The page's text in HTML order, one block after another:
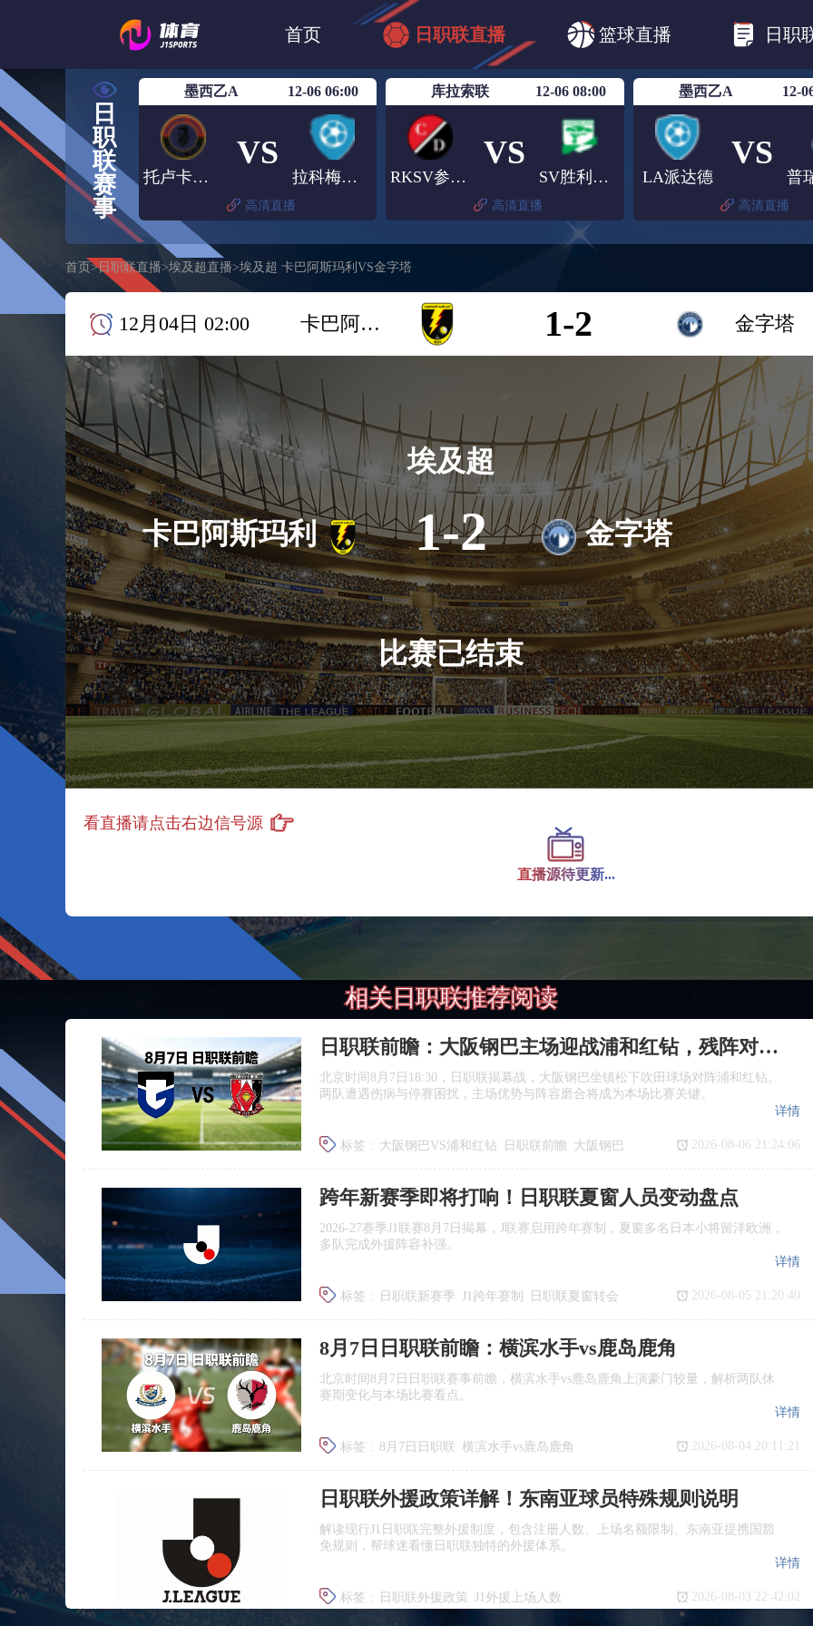
首页 日职联直播 篮球直播 日职
日篮B1 日职联 日职联FC东京
日职联广岛三箭
日
职
联
赛
事
墨西乙A 12-06 06:00
托卢卡龙 B
VS
拉科梅特佩克
高清直播
库拉索联 12-06 08:00
RKSV参东圭
VS
SV胜利男孩
高清直播
墨西乙A 12-
LA派达德
VS
高清直播
首页 >日职联直播>埃及超直播>埃及超 卡巴阿斯玛利VS金字塔
12月04日 02:00 卡巴阿斯玛利 1-2 金字塔
卡巴阿斯玛利
埃及超
1-2
比赛已结束
金字塔
看直播请点击右边信号源
直播源待更新...
相关日职联推荐阅读
日职联前瞻：大阪钢巴主场迎战浦和红钻，残阵对决看点十足
北京时间8月7日18:30，日职联揭幕战，大阪钢巴坐镇松下吹田球场对阵浦和红钻。
两队遭遇伤病与停赛困扰，主场优势与阵容磨合将成为本场比赛关键。
标签 : 大阪钢巴VS浦和红钻 日职联前瞻 大阪钢巴
浦和红钻
详情
2026-08-06 21:24:06
跨年新赛季即将打响！日职联夏窗人员变动盘点
2026‑27赛季J1联赛8月7日揭幕，J联赛启用跨年赛制，夏窗多名日本小将留洋欧洲，
多队完成外援阵容补强。
标签 : 日职联新赛季 J1跨年赛制
日职联夏窗转会
广岛三箭
详情
2026-08-05 21:20:40
8月7日日职联前瞻：横滨水手vs鹿岛鹿角
北京时间8月7日日职联赛事前瞻，横滨水手vs鹿岛鹿角上演豪门较量，解析两队休
赛期变化与本场比赛看点。
标签 : 8月7日日职联 横滨水手vs鹿岛鹿角
日职联前瞻 日职联
详情
2026-08-04 20:11:21
日职联外援政策详解！东南亚球员特殊规则说明
解读现行J1日职联完整外援制度，包含注册人数、上场名额限制、东南亚提携国豁
免规则，帮球迷看懂日职联独特的外援体系。
标签 : 日职联外援政策 J1外援上场人数
详情
2026-08-03 22:42:02